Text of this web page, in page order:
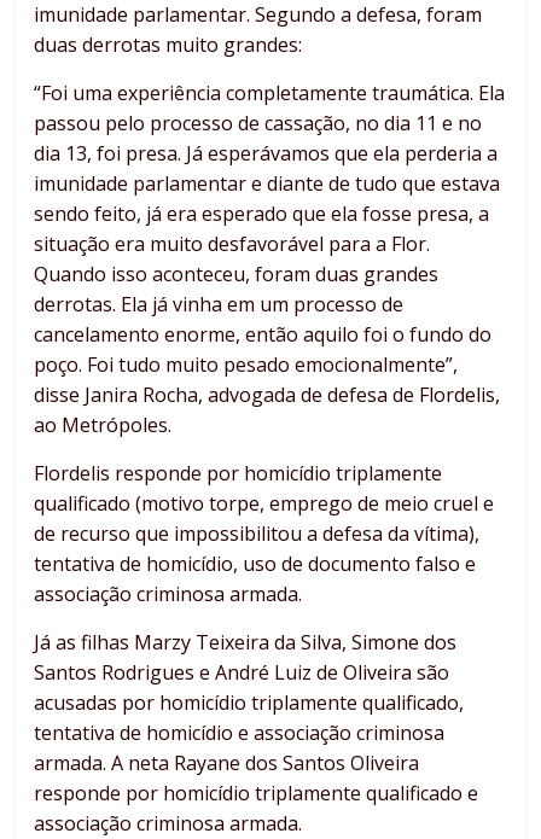
imunidade parlamentar. Segundo a defesa, foram
duas derrotas muito grandes:
“Foi uma experiência completamente traumática. Ela
passou pelo processo de cassação, no dia 11 e no
dia 13, foi presa. Já esperávamos que ela perderia a
imunidade parlamentar e diante de tudo que estava
sendo feito, já era esperado que ela fosse presa, a
situação era muito desfavorável para a Flor.
Quando isso aconteceu, foram duas grandes
derrotas. Ela já vinha em um processo de
cancelamento enorme, então aquilo foi o fundo do
poço. Foi tudo muito pesado emocionalmente”,
disse Janira Rocha, advogada de defesa de Flordelis,
ao Metrópoles.
Flordelis responde por homicídio triplamente
qualificado (motivo torpe, emprego de meio cruel e
de recurso que impossibilitou a defesa da vítima),
tentativa de homicídio, uso de documento falso e
associação criminosa armada.
Já as filhas Marzy Teixeira da Silva, Simone dos
Santos Rodrigues e André Luiz de Oliveira são
acusadas por homicídio triplamente qualificado,
tentativa de homicídio e associação criminosa
armada. A neta Rayane dos Santos Oliveira
responde por homicídio triplamente qualificado e
associação criminosa armada.